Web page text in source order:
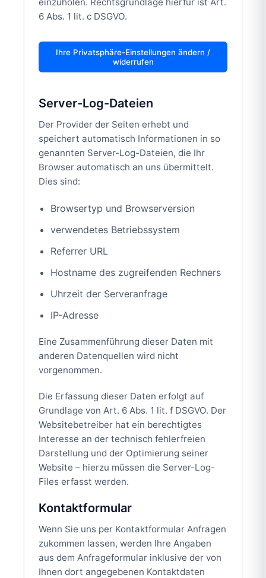
6 Abs. 1 lit. c DSGVO.
Ihre Privatsphäre-Einstellungen ändern /
widerrufen
Server-Log-Dateien
Der Provider der Seiten erhebt und
speichert automatisch Informationen in so
genannten Server-Log-Dateien, die Ihr
Browser automatisch an uns übermittelt.
Dies sind:
Browsertyp und Browserversion
verwendetes Betriebssystem
Referrer URL
Hostname des zugreifenden Rechners
Uhrzeit der Serveranfrage
IP-Adresse
Eine Zusammenführung dieser Daten mit
anderen Datenquellen wird nicht
vorgenommen.
Die Erfassung dieser Daten erfolgt auf
Grundlage von Art. 6 Abs. 1 lit. f DSGVO. Der
Websitebetreiber hat ein berechtigtes
Interesse an der technisch fehlerfreien
Darstellung und der Optimierung seiner
Website – hierzu müssen die Server-Log-
Files erfasst werden.
Kontaktformular
Wenn Sie uns per Kontaktformular Anfragen
zukommen lassen, werden Ihre Angaben
aus dem Anfrageformular inklusive der von
Ihnen dort angegebenen Kontaktdaten